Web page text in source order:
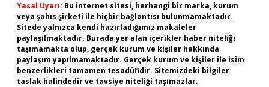
Yasal Uyarı: Bu internet sitesi, herhangi bir marka, kurum
veya şahıs şirketi ile hiçbir bağlantısı bulunmamaktadır.
Sitede yalnızca kendi hazırladığımız makaleler
paylaşılmaktadır. Burada yer alan içerikler haber niteliği
taşımamakta olup, gerçek kurum ve kişiler hakkında
paylaşım yapılmamaktadır. Gerçek kurum ve kişiler ile isim
benzerlikleri tamamen tesadüfidir. Sitemizdeki bilgiler
taslak halindedir ve tavsiye niteliği taşımazlar.